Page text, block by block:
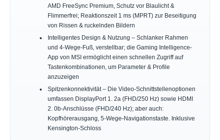
AMD FreeSync Premium, Schutz vor Blaulicht &
Flimmerfrei; Reaktionszeit 1 ms (MPRT) zur Beseitigung
von Rissen & ruckelnden Bildern
Intelligentes Design & Nutzung – Schlanker Rahmen
und 4-Wege-Fuß, verstellbar; die Gaming Intelligence-
App von MSI ermöglicht einen schnellen Zugriff auf
Tastenkombinationen, um Parameter & Profile
anzuzeigen
Spitzenkonnektivität – Die Video-Schnittstellenoptionen
umfassen DisplayPort 1. 2a (FHD/250 Hz) sowie HDMI
2. 0b-Anschlüsse (FHD/240 Hz); aber auch:
Kopfhörerausgang, 5-Wege-Navigationstaste. Inklusive
Kensington-Schloss